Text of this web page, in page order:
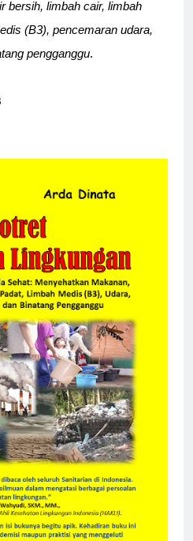
bersih, limbah cair, limbah
(B3), pencemaran udara,
pengganggu.